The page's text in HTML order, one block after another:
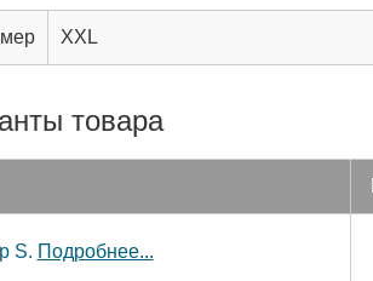
XXL
товара
S. Подробнее...